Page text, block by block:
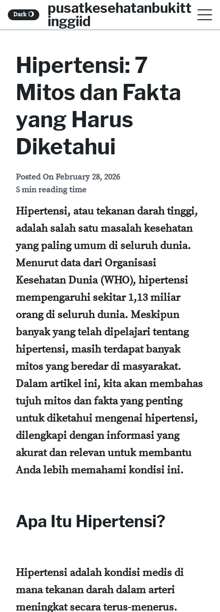
Dark 🌖 pusatkesehatanbukitt
inggiid
Hipertensi: 7
Mitos dan Fakta
yang Harus
Diketahui
Posted OnFebruary 28, 2026
5 min reading time
Hipertensi, atau tekanan darah tinggi,
adalah salah satu masalah kesehatan
yang paling umum di seluruh dunia.
Menurut data dari Organisasi
Kesehatan Dunia (WHO), hipertensi
mempengaruhi sekitar 1,13 miliar
orang di seluruh dunia. Meskipun
banyak yang telah dipelajari tentang
hipertensi, masih terdapat banyak
mitos yang beredar di masyarakat.
Dalam artikel ini, kita akan membahas
tujuh mitos dan fakta yang penting
untuk diketahui mengenai hipertensi,
dilengkapi dengan informasi yang
akurat dan relevan untuk membantu
Anda lebih memahami kondisi ini.
Apa Itu Hipertensi?
Hipertensi adalah kondisi medis di
mana tekanan darah dalam arteri
meningkat secara terus-menerus.